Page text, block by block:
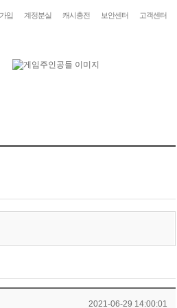
입 계정분실 캐시충전 보안센터 고객센터
2021-06-29 14:00:01